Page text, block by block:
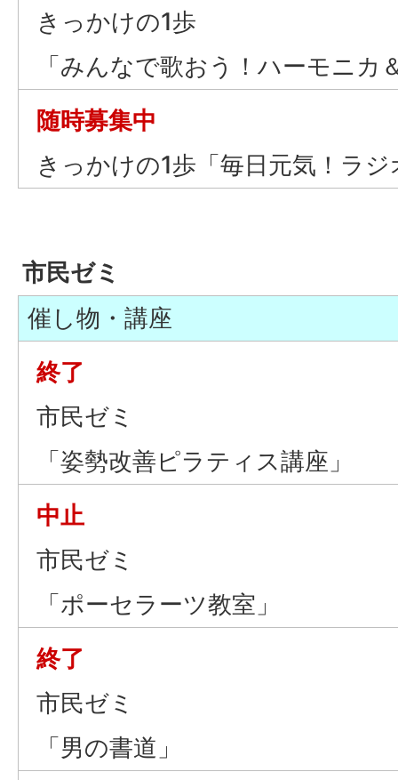
きっかけの1歩
「みんなで歌おう！ハーモニカ
随時募集中
きっかけの1歩「毎日元気！ラジ
市民ゼミ
催し物・講座
終了
市民ゼミ
「姿勢改善ピラティス講座」
中止
市民ゼミ
「ポーセラーツ教室」
終了
市民ゼミ
「男の書道」